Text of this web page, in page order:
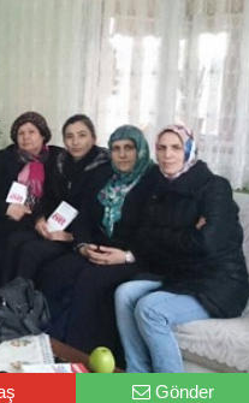
Gönder